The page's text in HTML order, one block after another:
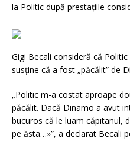
la Politic după prestațiile
Gigi Becali consideră că
susține că a fost „păcălit” de
„Politic m-a costat aproape
păcălit. Dacă Dinamo a avut
bucuros că le luam căpitanul,
pe ăsta…»”, a declarat Becali